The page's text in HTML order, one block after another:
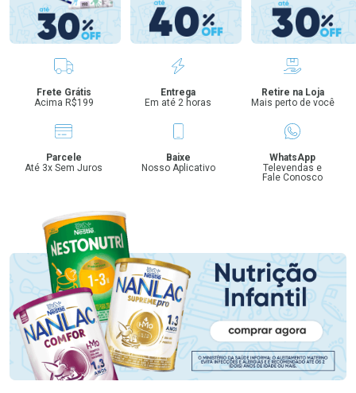
Benefícios
Frete Grátis
Acima R$199
Entrega
Em até 2 horas
Retire na Loja
Mais perto de você
Parcele
Até 3x Sem Juros
Baixe
Nosso Aplicativo
WhatsApp
Televendas e
Fale Conosco